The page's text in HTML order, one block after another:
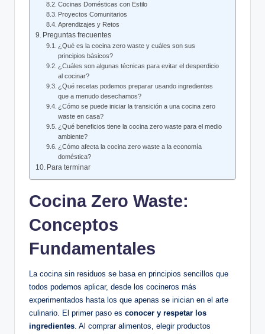
Cocinas Domésticas con Estilo
Proyectos Comunitarios
Aprendizajes y Retos
Preguntas frecuentes
¿Qué es la cocina zero waste y cuáles son sus
principios básicos?
¿Cuáles son algunas técnicas para evitar el desperdicio
al cocinar?
¿Qué recetas podemos preparar usando ingredientes
que a menudo desechamos?
¿Cómo se puede iniciar la transición a una cocina zero
waste en casa?
¿Qué beneficios tiene la cocina zero waste para el medio
ambiente?
¿Cómo afecta la cocina zero waste a la economía
doméstica?
Para terminar
Cocina Zero Waste:
Conceptos
Fundamentales
La cocina sin residuos se basa en principios sencillos que
todos podemos aplicar, desde los cocineros más
experimentados hasta los que apenas se inician en el arte
culinario. El primer paso es conocer y respetar los
ingredientes. Al comprar alimentos, elegir productos